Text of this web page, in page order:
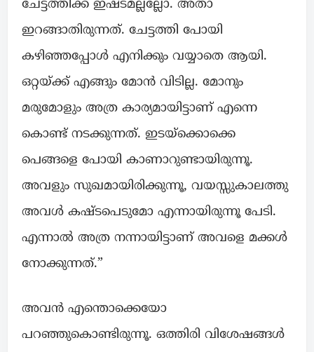
ചേട്ടത്തിക്ക് ഇഷ്ടമല്ലല്ലോ. അതാ
ഇറങ്ങാതിരുന്നത്. ചേട്ടത്തി പോയി
കഴിഞ്ഞപ്പോൾ എനിക്കും വയ്യാതെ ആയി.
ഒറ്റയ്ക്ക് എങ്ങും മോൻ വിടില്ല. മോനും
മരുമോളും അത്ര കാര്യമായിട്ടാണ് എന്നെ
കൊണ്ട് നടക്കുന്നത്. ഇടയ്ക്കൊക്കെ
പെങ്ങളെ പോയി കാണാറുണ്ടായിരുന്നൂ.
അവളും സുഖമായിരിക്കുന്നൂ, വയസ്സുകാലത്തു
അവൾ കഷ്ടപെടുമോ എന്നായിരുന്നൂ പേടി.
എന്നാൽ അത്ര നന്നായിട്ടാണ് അവളെ മക്കൾ
നോക്കുന്നത്.”
അവൻ എന്തൊക്കെയോ
പറഞ്ഞുകൊണ്ടിരുന്നൂ. ഒത്തിരി വിശേഷങ്ങൾ